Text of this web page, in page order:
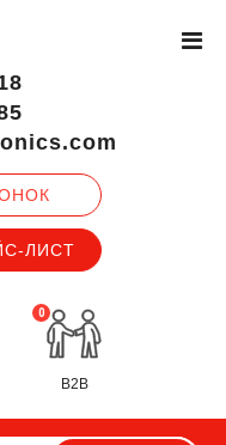
ЛИСТ
0
B2B